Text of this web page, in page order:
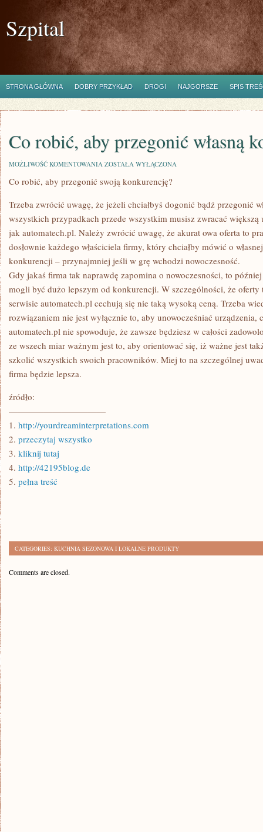
Szpital
STRONA GŁÓWNA DOBRY PRZYKŁAD DROGI NAJGORSZE SPIS
Co robić, aby przegonić własną
MOŻLIWOŚĆ KOMENTOWANIA CO
ABY
PRZEGONIĆ
KONKURENCJĘ?
ZOSTAŁA WYŁĄCZONA
Co robić, aby przegonić swoją konkurencję?
Trzeba zwrócić uwagę, że jeżeli chciałbyś dogonić bądź przegonić
wszystkich przypadkach przede wszystkim musisz zwracać
jak automatech.pl. Należy zwrócić uwagę, że akurat owa oferta to
dosłownie każdego właściciela firmy, który chciałby mówić o
konkurencji – przynajmniej jeśli w grę wchodzi nowoczesność.
Gdy jakaś firma tak naprawdę zapomina o nowoczesności, to
mogli być dużo lepszym od konkurencji. W szczególności, że oferty
serwisie automatech.pl cechują się nie taką wysoką ceną. Trzeba
rozwiązaniem nie jest wyłącznie to, aby unowocześniać urządzenia,
automatech.pl nie spowoduje, że zawsze będziesz w całości
ze wszech miar ważnym jest to, aby orientować się, iż ważne jest
szkolić wszystkich swoich pracowników. Miej to na szczególnej
firma będzie lepsza.
źródło:
———————————
1. http://yourdreaminterpretations.com
2. przeczytaj wszystko
3. kliknij tutaj
4. http://42195blog.de
5. pełna treść
CATEGORIES: KUCHNIA SEZONOWA I LOKALNE PRODUKTY
Comments are closed.